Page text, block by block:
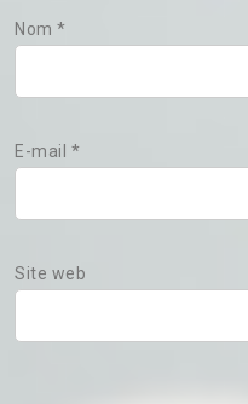
Nom *
E-mail *
Site web